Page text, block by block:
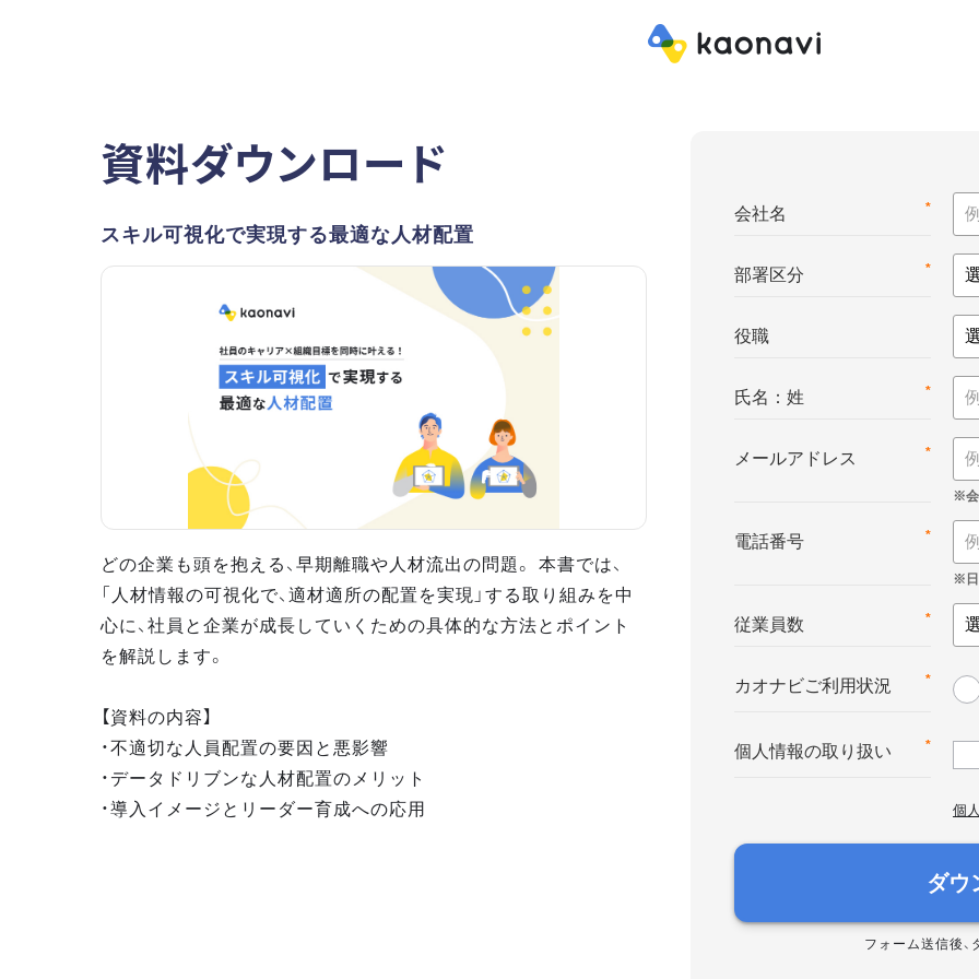
資料ダウンロード
スキル可視化で実現する最適な人材配置
どの企業も頭を抱える、早期離職や人材流出の問題。 本書では、
「人材情報の可視化で、適材適所の配置を実現」する取り組みを中
心に、社員と企業が成長していくための具体的な方法とポイント
を解説します。
【資料の内容】
・不適切な人員配置の要因と悪影響
・データドリブンな人材配置のメリット
・導入イメージとリーダー育成への応用
*
会社名
*
部署区分
役職
*
氏名：姓
*
メールアドレス
*
電話番号
*
従業員数
*
カオナビご利用状況
*
個人情報の取り扱い
個
ダウ
フォーム送信後